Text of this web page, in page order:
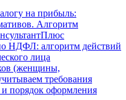
на прибыль:
Алгоритм
НДФЛ: алгоритм действий
лица
(женщины,
требования
и порядок оформления